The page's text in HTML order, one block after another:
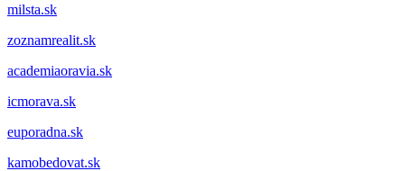
milsta.sk
zoznamrealit.sk
academiaoravia.sk
icmorava.sk
euporadna.sk
kamobedovat.sk